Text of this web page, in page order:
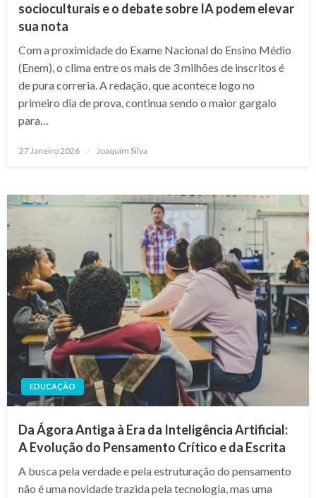
socioculturais e o debate sobre IA podem elevar
sua nota
Com a proximidade do Exame Nacional do Ensino Médio
(Enem), o clima entre os mais de 3 milhões de inscritos é
de pura correria. A redação, que acontece logo no
primeiro dia de prova, continua sendo o maior gargalo
para…
Posted
27 Janeiro 2026 Joaquim Silva
EDUCAÇÃO
Da Ágora Antiga à Era da Inteligência Artificial:
A Evolução do Pensamento Crítico e da Escrita
A busca pela verdade e pela estruturação do pensamento
não é uma novidade trazida pela tecnologia, mas uma